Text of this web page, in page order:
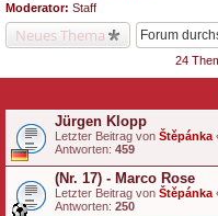
Moderator: Staff
Neues Thema
24
Jürgen Klopp
Letzter Beitrag von Štěpánka
Antworten: 459
(Nr. 17) - Marco Rose
Letzter Beitrag von Štěpánka
Antworten: 250